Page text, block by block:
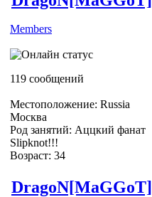
Members
119 сообщений
Местоположение: Russia
Москва
Род занятий: Аццкий фанат
Slipknot!!!
Возраст: 34
DragoN[MaGGoT]